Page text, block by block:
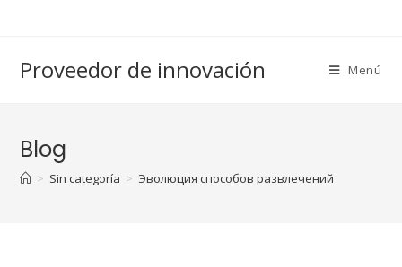
Proveedor de innovación Menú
Blog
> Sin categoría > Эволюция способов развлечений